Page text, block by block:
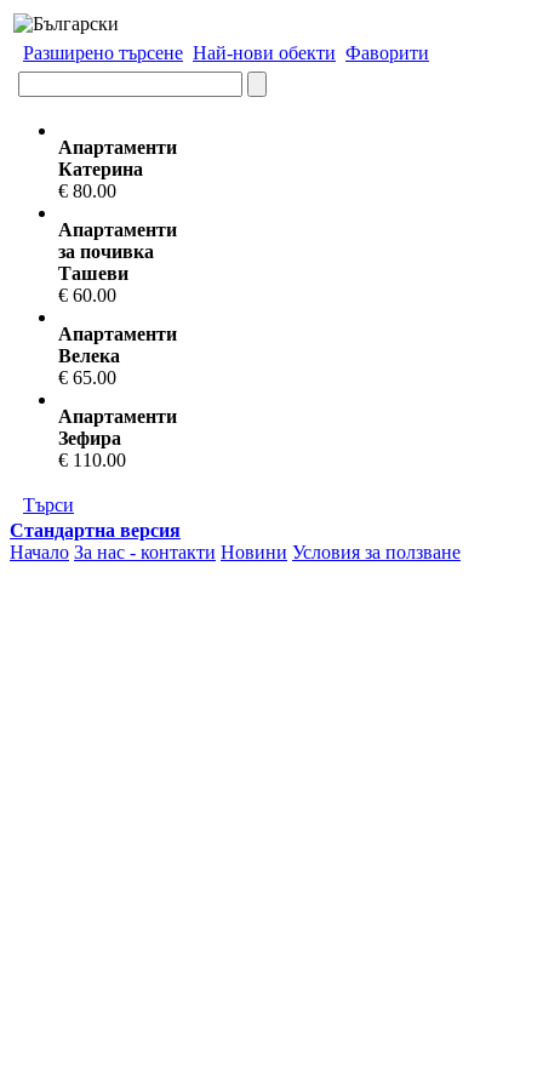
Разширено търсене Най-нови обекти Фаворити
Апартаменти
Катерина
€ 80.00
Апартаменти
за почивка
Ташеви
€ 60.00
Апартаменти
Велека
€ 65.00
Апартаменти
Зефира
€ 110.00
Търси
Стандартна версия
Начало За нас - контакти Новини Условия за ползване